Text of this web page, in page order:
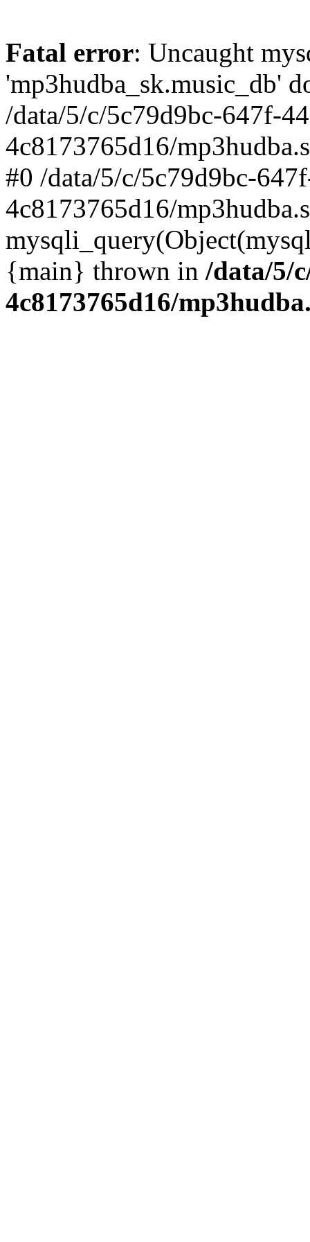
Fatal error: Uncaught
'mp3hudba_sk.music_db'
/data/5/c/5c79d9bc-647f-
4c8173765d16/
#0 /data/5/c/5c79d9bc-
4c8173765d16/
{main} thrown in /data/5/
4c8173765d16/